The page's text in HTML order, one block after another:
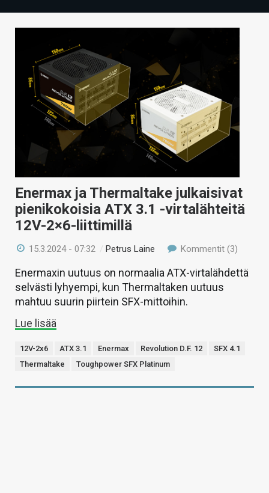
TECHBBS
HINTA.FI
KAUPPA
VAIHDA TEEMA
HAKU
Enermax ja Thermaltake julkaisivat
pienikokoisia ATX 3.1 -virtalähteitä
12V-2×6-liittimillä
15.3.2024 - 07:32 / Petrus Laine Kommentit (3)
Enermaxin uutuus on normaalia ATX-virtalähdettä
selvästi lyhyempi, kun Thermaltaken uutuus
mahtuu suurin piirtein SFX-mittoihin.
Lue lisää
12V-2x6 ATX 3.1 Enermax Revolution D.F. 12
SFX 4.1
Thermaltake
Toughpower SFX Platinum